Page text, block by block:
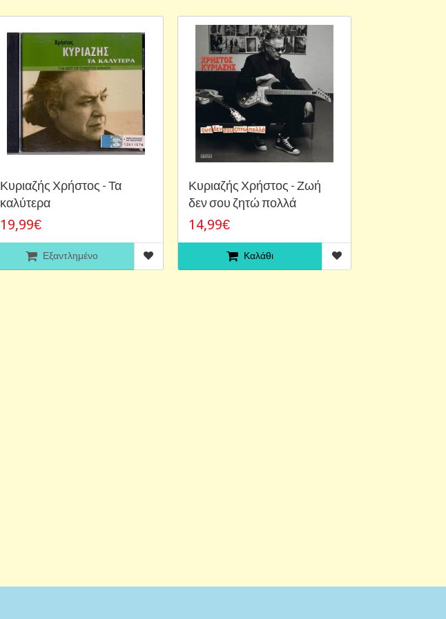
Κυριαζής Χρήστος - Τα
καλύτερα
19,99€
Εξαντλημένο
Κυριαζής Χρήστος - Ζωή
δεν σου ζητώ πολλά
14,99€
Καλάθι